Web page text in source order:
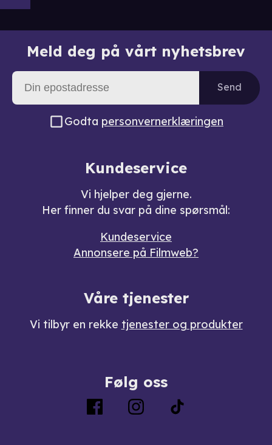
Meld deg på vårt nyhetsbrev
Send
Godta personvernerklæringen
Kundeservice
Vi hjelper deg gjerne.
Her finner du svar på dine spørsmål:
Kundeservice
Annonsere på Filmweb?
Våre tjenester
Vi tilbyr en rekke tjenester og produkter
Følg oss